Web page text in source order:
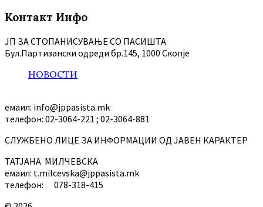
Контакт Инфо
ЈП ЗА СТОПАНИСУВАЊЕ СО ПАСИШТА
Бул.Партизански oдреди бр.145, 1000 Скопје
НОВОСТИ
емаил: info@jppasista.mk
телефон: 02-3064-221 ; 02-3064-881
СЛУЖБЕНО ЛИЦЕ ЗА ИНФОРМАЦИИ ОД ЈАВЕН КАРАКТЕР
ТАТЈАНА МИЛЧЕВСКА
емаил: t.milcevska@jppasista.mk
телефон: 078-318-415